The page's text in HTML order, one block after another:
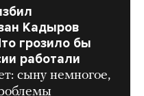
Кадыров
грозило бы
работали
сыну немногое,